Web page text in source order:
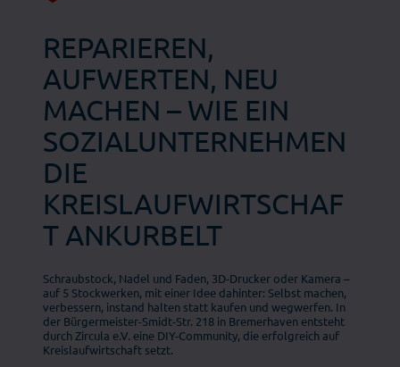
REPARIEREN,
AUFWERTEN, NEU
MACHEN – WIE EIN
SOZIALUNTERNEHMEN
DIE
KREISLAUFWIRTSCHAF
T ANKURBELT
Schraubstock, Nadel und Faden, 3D-Drucker oder Kamera –
auf 5 Stockwerken, mit einer Idee dahinter: Selbst machen,
verbessern, instand halten statt kaufen und wegwerfen. In
der Bürgermeister-Smidt-Str. 218 in Bremerhaven entsteht
durch Zircula e.V. eine DIY-Community, die erfolgreich auf
Kreislaufwirtschaft setzt.